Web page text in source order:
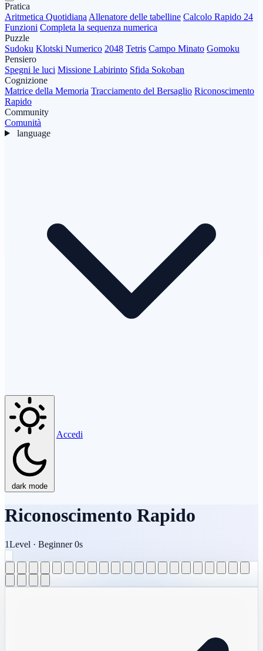
Pratica
Aritmetica Quotidiana Allenatore delle tabelline Calcolo Rapido 24
Funzioni Completa la sequenza numerica
Puzzle
Sudoku Klotski Numerico 2048 Tetris Campo Minato Gomoku
Pensiero
Spegni le luci Missione Labirinto Sfida Sokoban
Cognizione
Matrice della Memoria Tracciamento del Bersaglio Riconoscimento
Rapido
Community
Comunità
language
dark mode
Accedi
Riconoscimento Rapido
1Level · Beginner 0s